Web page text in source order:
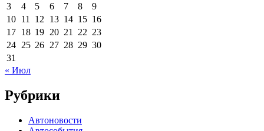
3
4 5 6 7 8
9
10 11 12 13 14 15 16
17 18 19 20 21 22 23
24 25 26 27 28 29 30
31
« Июл
Рубрики
Автоновости